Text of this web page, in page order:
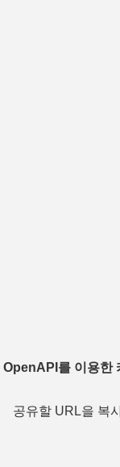
OpenAPI를 이용한
공유할 URL을 복